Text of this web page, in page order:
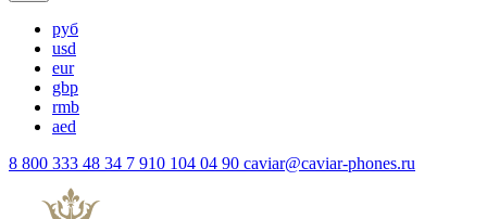
руб
usd
eur
gbp
rmb
aed
8 800 333 48 34 7 910 104 04 90 caviar@caviar-phones.ru